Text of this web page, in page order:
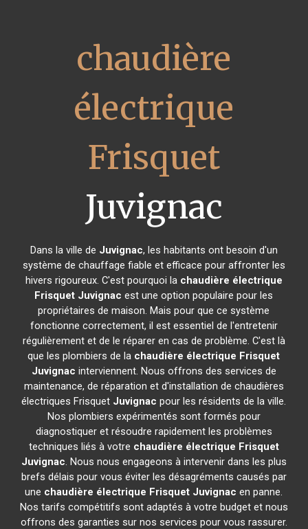
chaudière
électrique
Frisquet
Juvignac
Dans la ville de Juvignac, les habitants ont besoin d'un
système de chauffage fiable et efficace pour affronter les
hivers rigoureux. C'est pourquoi la chaudière électrique
Frisquet Juvignac est une option populaire pour les
propriétaires de maison. Mais pour que ce système
fonctionne correctement, il est essentiel de l'entretenir
régulièrement et de le réparer en cas de problème. C'est là
que les plombiers de la chaudière électrique Frisquet
Juvignac interviennent. Nous offrons des services de
maintenance, de réparation et d'installation de chaudières
électriques Frisquet Juvignac pour les résidents de la ville.
Nos plombiers expérimentés sont formés pour
diagnostiquer et résoudre rapidement les problèmes
techniques liés à votre chaudière électrique Frisquet
Juvignac. Nous nous engageons à intervenir dans les plus
brefs délais pour vous éviter les désagréments causés par
une chaudière électrique Frisquet Juvignac en panne.
Nos tarifs compétitifs sont adaptés à votre budget et nous
offrons des garanties sur nos services pour vous rassurer.